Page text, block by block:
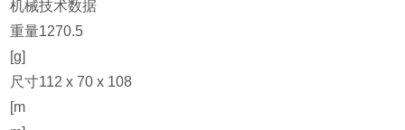
机械技术数据
重量
[g]
1270.5
尺寸
[m
112 x 70 x 108